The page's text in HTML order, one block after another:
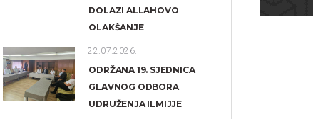
DOLAZI ALLAHOVO
OLAKŠANJE
22.07.2026.
ODRŽANA 19. SJEDNICA
GLAVNOG ODBORA
UDRUŽENJA ILMIJJE